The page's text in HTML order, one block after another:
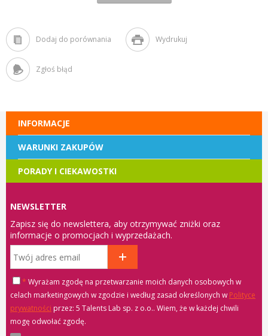
Dodaj do porównania Wydrukuj
Zgłoś błąd
INFORMACJE
WARUNKI ZAKUPÓW
PORADY I CIEKAWOSTKI
NEWSLETTER
Zapisz się do newslettera, aby otrzymywać zniżki oraz
informacje o promocjach i wyprzedażach.
* Wyrażam zgodę na przetwarzanie moich danych osobowych w
celach marketingowych w zgodzie i według zasad określonych w Polityce
prywatności
przez: 5 Talents Lab sp. z o.o.. Wiem, że w każdej chwili
mogę odwołać zgodę.